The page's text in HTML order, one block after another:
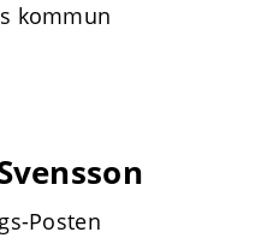
kommun
Posten